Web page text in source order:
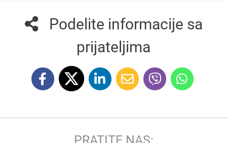
Podelite informacije sa
prijateljima
PRATITE NAS: